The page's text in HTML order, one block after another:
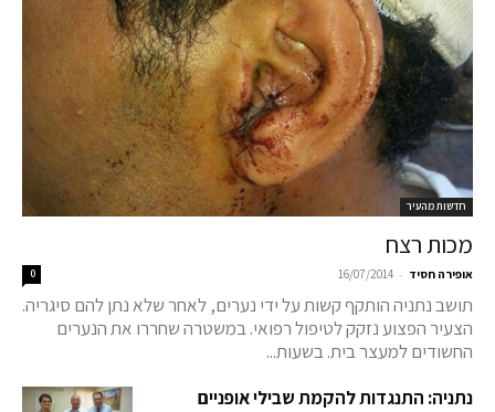
חדשות מהעיר
מכות רצח
אופירה חסיד -
16/07/2014
0
תושב נתניה הותקף קשות על ידי נערים, לאחר שלא נתן להם סיגריה.
הצעיר הפצוע נזקק לטיפול רפואי. במשטרה שחררו את הנערים
החשודים למעצר בית. בשעות...
נתניה: התנגדות להקמת שבילי אופניים